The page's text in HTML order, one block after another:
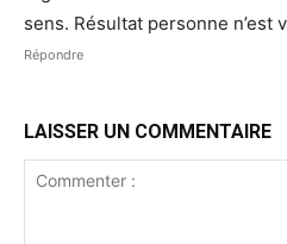
sens. Résultat personne n’est
Répondre
LAISSER UN COMMENTAIRE